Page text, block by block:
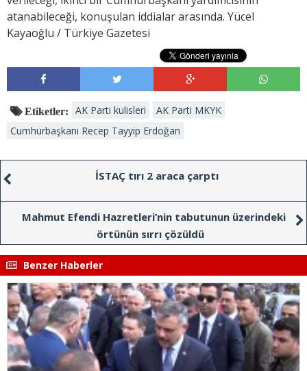
atanabileceği, konuşulan iddialar arasında. Yücel
Kayaoğlu / Türkiye Gazetesi
Etiketler: AK Parti kulisleri
AK Parti MKYK
Cumhurbaşkanı Recep Tayyip Erdoğan
İSTAÇ tırı 2 araca çarptı
Mahmut Efendi Hazretleri’nin tabutunun üzerindeki
örtünün sırrı çözüldü
Benzer Haberler